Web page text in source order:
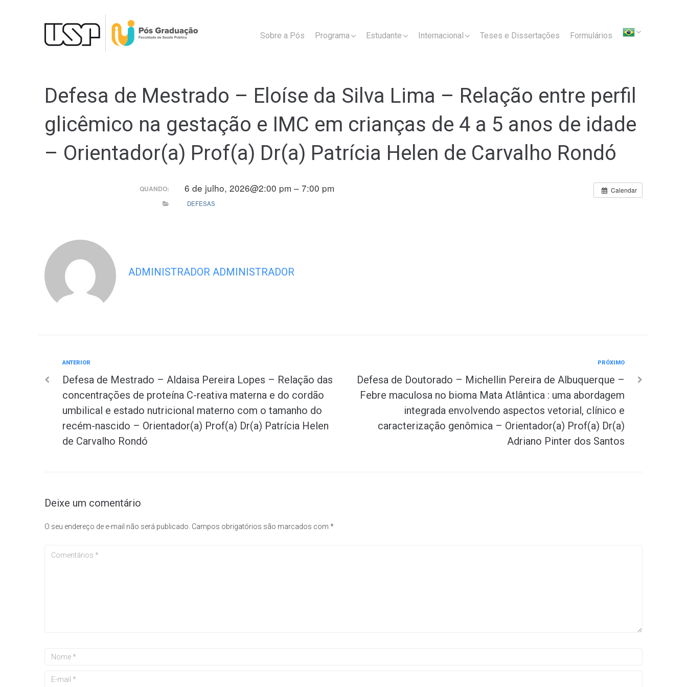
Sobre a Pós Programa Estudante Internacional Teses e Dissertações Formulários
Defesa de Mestrado – Eloíse da Silva Lima – Relação entre perfil
glicêmico na gestação e IMC em crianças de 4 a 5 anos de idade
– Orientador(a) Prof(a) Dr(a) Patrícia Helen de Carvalho Rondó
Calendar
QUANDO: 6 de julho, 2026@2:00 pm – 7:00 pm
DEFESAS
ADMINISTRADOR ADMINISTRADOR
Navegação
de
Post
Anterior
ANTERIOR
Defesa de Mestrado – Aldaisa Pereira Lopes – Relação das
concentrações de proteína C-reativa materna e do cordão
umbilical e estado nutricional materno com o tamanho do
recém-nascido – Orientador(a) Prof(a) Dr(a) Patrícia Helen
de Carvalho Rondó
PRÓXIMO
Defesa de Doutorado – Michellin Pereira de Albuquerque –
Febre maculosa no bioma Mata Atlântica : uma abordagem
integrada envolvendo aspectos vetorial, clínico e
caracterização genômica – Orientador(a) Prof(a) Dr(a)
Adriano Pinter dos Santos
Deixe um comentário
O seu endereço de e-mail não será publicado. Campos obrigatórios são marcados com *